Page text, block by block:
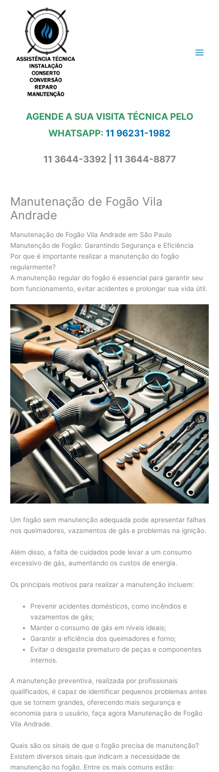
conteúdo
AGENDE A SUA VISITA TÉCNICA PELO
WHATSAPP: 11 96231-1982
11 3644-3392 | 11 3644-8877
Manutenação de Fogão Vila
Andrade
Manutenação de Fogão Vila Andrade em São Paulo
Manutenção de Fogão: Garantindo Segurança e Eficiência
Por que é importante realizar a manutenção do fogão
regularmente?
A manutenção regular do fogão é essencial para garantir seu
bom funcionamento, evitar acidentes e prolongar sua vida útil.
Um fogão sem manutenção adequada pode apresentar falhas
nos queimadores, vazamentos de gás e problemas na ignição.
Além disso, a falta de cuidados pode levar a um consumo
excessivo de gás, aumentando os custos de energia.
Os principais motivos para realizar a manutenção incluem:
Prevenir acidentes domésticos, como incêndios e
vazamentos de gás;
Manter o consumo de gás em níveis ideais;
Garantir a eficiência dos queimadores e forno;
Evitar o desgaste prematuro de peças e componentes
internos.
A manutenção preventiva, realizada por profissionais
qualificados, é capaz de identificar pequenos problemas antes
que se tornem grandes, oferecendo mais segurança e
economia para o usuário, faça agora Manutenação de Fogão
Vila Andrade.
Quais são os sinais de que o fogão precisa de manutenção?
Existem diversos sinais que indicam a necessidade de
manutenção no fogão. Entre os mais comuns estão: